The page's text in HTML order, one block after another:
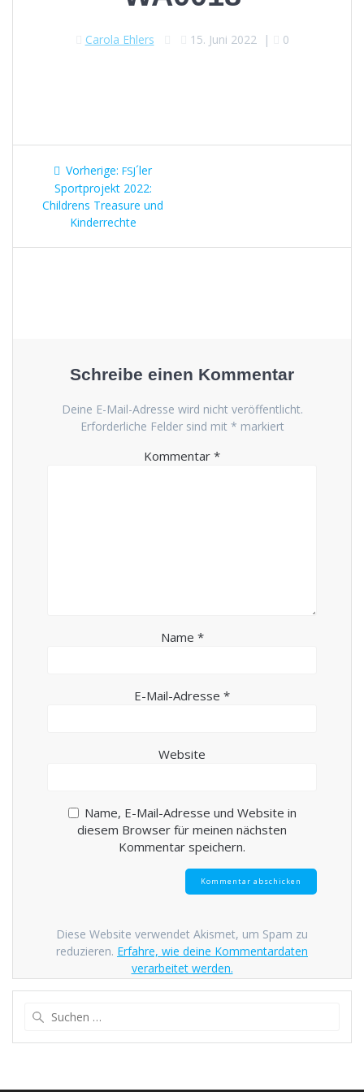
Carola Ehlers 15. Juni 2022| 0
Beitragsnavigation
Vorherige: Vorheriger
Beitrag:
FSJ´ler
Sportprojekt 2022:
Childrens Treasure und
Kinderrechte
Schreibe einen Kommentar
Deine E-Mail-Adresse wird nicht veröffentlicht.
Erforderliche Felder sind mit * markiert
Kommentar *
Name *
E-Mail-Adresse *
Website
Name, E-Mail-Adresse und Website in
diesem Browser für meinen nächsten
Kommentar speichern.
Diese Website verwendet Akismet, um Spam zu
reduzieren. Erfahre, wie deine Kommentardaten
verarbeitet werden.